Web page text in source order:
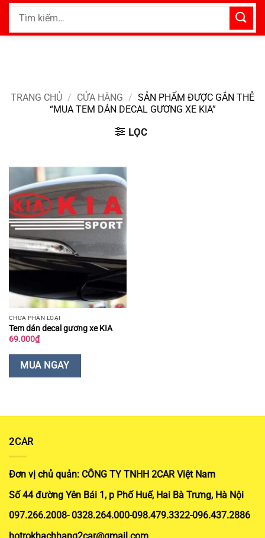
Bỏ
nội
Tìm
TRANG CHỦ / CỬA HÀNG / SẢN PHẨM ĐƯỢC GẮN THẺ
“MUA TEM DÁN DECAL GƯƠNG XE KIA”
LỌC
CHƯA PHÂN LOẠI
Tem dán decal gương xe KIA
69.000₫
MUA NGAY
2CAR
Đơn vị chủ quản: CÔNG TY TNHH 2CAR Việt Nam
Số 44 đường Yên Bái 1, p Phố Huế, Hai Bà Trưng, Hà Nội
097.266.2008- 0328.264.000-098.479.3322-096.437.2886